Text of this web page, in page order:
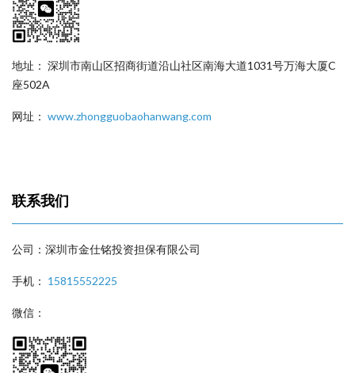
地址： 深圳市南山区招商街道沿山社区南海大道1031号万海大厦C
座502A
网址： www.zhongguobaohanwang.com
联系我们
公司：深圳市金仕铭投资担保有限公司
手机： 15815552225
微信：